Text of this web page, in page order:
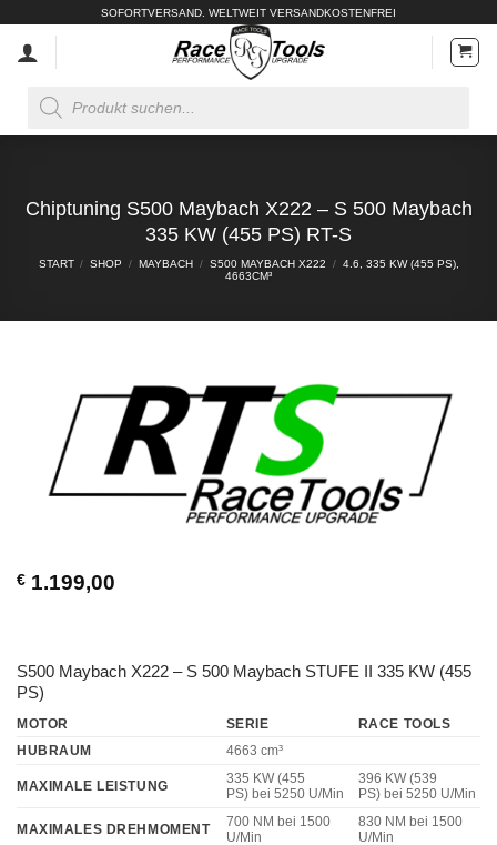
springen
SOFORTVERSAND. WELTWEIT VERSANDKOSTENFREI
search
Chiptuning S500 Maybach X222 – S 500 Maybach
335 KW (455 PS) RT-S
START / SHOP / MAYBACH / S500 MAYBACH X222 / 4.6, 335 KW (455 PS),
4663CM³
€ 1.199,00
S500 Maybach X222 – S 500 Maybach STUFE II 335 KW (455
PS)
MOTOR SERIE
RACE TOOLS
HUBRAUM
4663 cm³
MAXIMALE LEISTUNG
335 KW (455
PS) bei 5250 U/Min
396 KW (539
PS) bei 5250 U/Min
MAXIMALES DREHMOMENT
700 NM bei 1500
U/Min
830 NM bei 1500
U/Min